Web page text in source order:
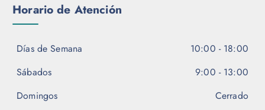
Horario de Atención
Días de Semana
10:00 - 18:00
Sábados
9:00 - 13:00
Domingos
Cerrado